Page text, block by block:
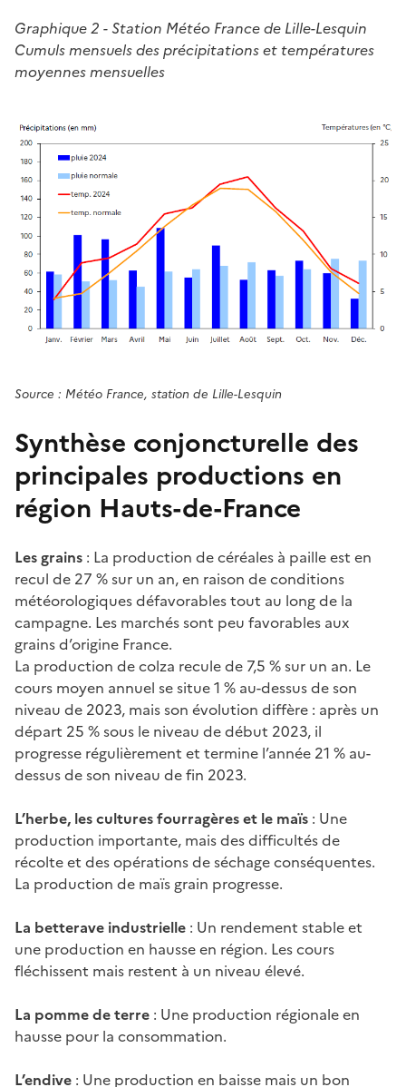
Graphique 2 - Station Météo France de Lille-Lesquin
Cumuls mensuels des précipitations et températures
moyennes mensuelles
Source : Météo France, station de Lille-Lesquin
Synthèse conjoncturelle des
principales productions en
région Hauts-de-France
Les grains : La production de céréales à paille est en
recul de 27 % sur un an, en raison de conditions
météorologiques défavorables tout au long de la
campagne. Les marchés sont peu favorables aux
grains d’origine France.
La production de colza recule de 7,5 % sur un an. Le
cours moyen annuel se situe 1 % au-dessus de son
niveau de 2023, mais son évolution diffère : après un
départ 25 % sous le niveau de début 2023, il
progresse régulièrement et termine l’année 21 % au-
dessus de son niveau de fin 2023.
L’herbe, les cultures fourragères et le maïs : Une
production importante, mais des difficultés de
récolte et des opérations de séchage conséquentes.
La production de maïs grain progresse.
La betterave industrielle : Un rendement stable et
une production en hausse en région. Les cours
fléchissent mais restent à un niveau élevé.
La pomme de terre : Une production régionale en
hausse pour la consommation.
L’endive : Une production en baisse mais un bon